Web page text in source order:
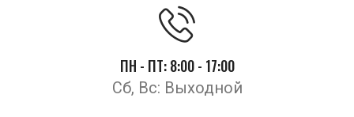
ПН - ПТ: 8:00 - 17:00
Сб, Вс: Выходной